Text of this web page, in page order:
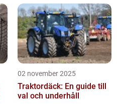
02 november 2025
Traktordäck: En guide till
val och underhåll